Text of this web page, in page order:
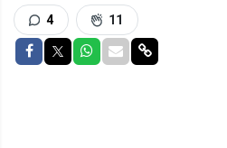
4 11
Delen op Facebook
Delen op Twitter
Delen op Whatsapp
Delen via Mail
Delen via link